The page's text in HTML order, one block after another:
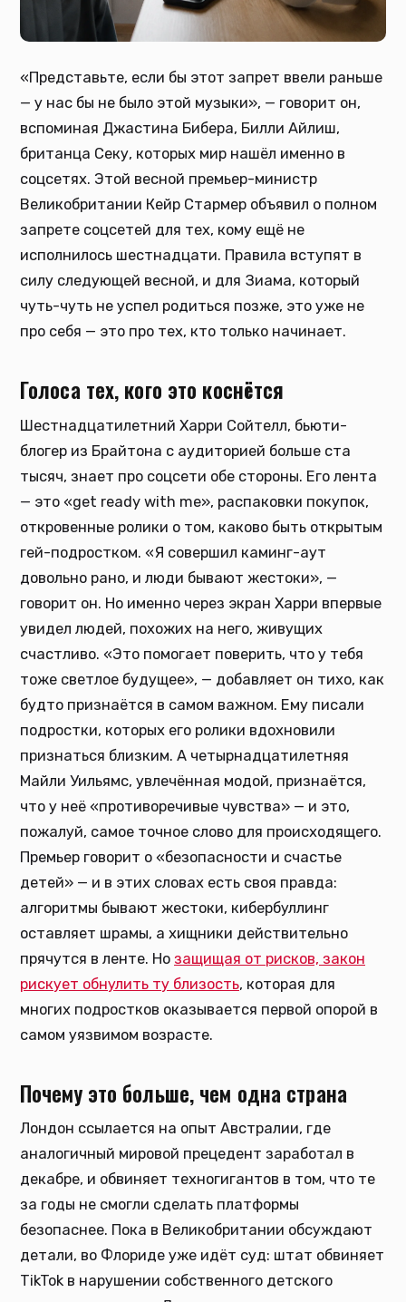
«Представьте, если бы этот запрет ввели раньше
— у нас бы не было этой музыки», — говорит он,
вспоминая Джастина Бибера, Билли Айлиш,
британца Секу, которых мир нашёл именно в
соцсетях. Этой весной премьер-министр
Великобритании Кейр Стармер объявил о полном
запрете соцсетей для тех, кому ещё не
исполнилось шестнадцати. Правила вступят в
силу следующей весной, и для Зиама, который
чуть-чуть не успел родиться позже, это уже не
про себя — это про тех, кто только начинает.
Голоса тех, кого это коснётся
Шестнадцатилетний Харри Сойтелл, бьюти-
блогер из Брайтона с аудиторией больше ста
тысяч, знает про соцсети обе стороны. Его лента
— это «get ready with me», распаковки покупок,
откровенные ролики о том, каково быть открытым
гей-подростком. «Я совершил каминг-аут
довольно рано, и люди бывают жестоки», —
говорит он. Но именно через экран Харри впервые
увидел людей, похожих на него, живущих
счастливо. «Это помогает поверить, что у тебя
тоже светлое будущее», — добавляет он тихо, как
будто признаётся в самом важном. Ему писали
подростки, которых его ролики вдохновили
признаться близким. А четырнадцатилетняя
Майли Уильямс, увлечённая модой, признаётся,
что у неё «противоречивые чувства» — и это,
пожалуй, самое точное слово для происходящего.
Премьер говорит о «безопасности и счастье
детей» — и в этих словах есть своя правда:
алгоритмы бывают жестоки, кибербуллинг
оставляет шрамы, а хищники действительно
прячутся в ленте. Но защищая от рисков, закон
рискует обнулить ту близость, которая для
многих подростков оказывается первой опорой в
самом уязвимом возрасте.
Почему это больше, чем одна страна
Лондон ссылается на опыт Австралии, где
аналогичный мировой прецедент заработал в
декабре, и обвиняет техногигантов в том, что те
за годы не смогли сделать платформы
безопаснее. Пока в Великобритании обсуждают
детали, во Флориде уже идёт суд: штат обвиняет
TikTok в нарушении собственного детского